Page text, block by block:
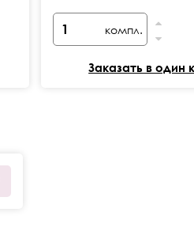
компл.
Заказать в один